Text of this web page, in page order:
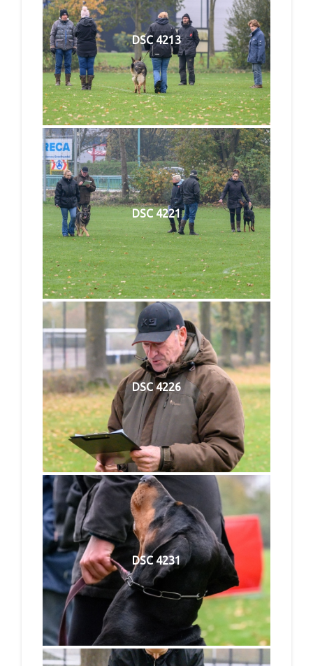
DSC 4213
DSC 4221
DSC 4226
DSC 4231